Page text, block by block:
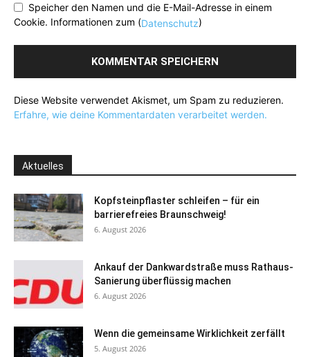
Speicher den Namen und die E-Mail-Adresse in einem
Cookie. Informationen zum (Datenschutz)
Diese Website verwendet Akismet, um Spam zu reduzieren.
Erfahre, wie deine Kommentardaten verarbeitet werden.
Aktuelles
Kopfsteinpflaster schleifen – für ein
barrierefreies Braunschweig!
6. August 2026
Ankauf der Dankwardstraße muss Rathaus-
Sanierung überflüssig machen
6. August 2026
Wenn die gemeinsame Wirklichkeit zerfällt
5. August 2026